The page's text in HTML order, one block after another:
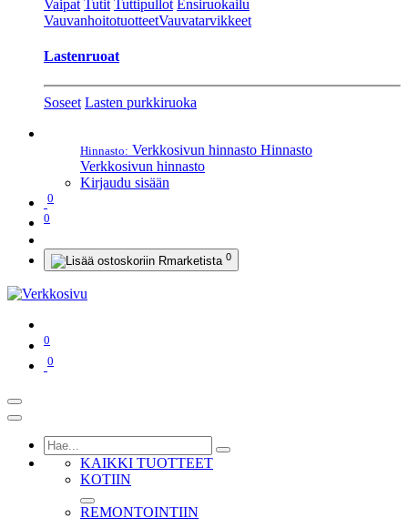
Vaipat Tutit Tuttipullot Ensiruokailu
VauvanhoitotuotteetVauvatarvikkeet
Lastenruoat
Soseet Lasten purkkiruoka
Hinnasto: Verkkosivun hinnasto Hinnasto
Verkkosivun hinnasto
Kirjaudu sisään
0
0
0
0
0
KAIKKI TUOTTEET
KOTIIN
REMONTOINTIIN